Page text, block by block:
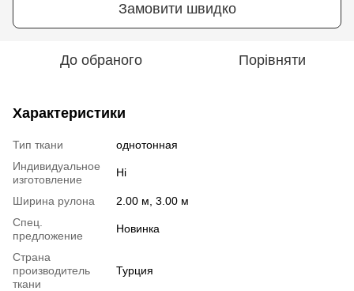
Замовити швидко
До обраного Порівняти
Характеристики
Тип ткани
однотонная
Индивидуальное
изготовление
Ні
Ширина рулона
2.00 м, 3.00 м
Спец.
предложение
Новинка
Страна
производитель
ткани
Турция